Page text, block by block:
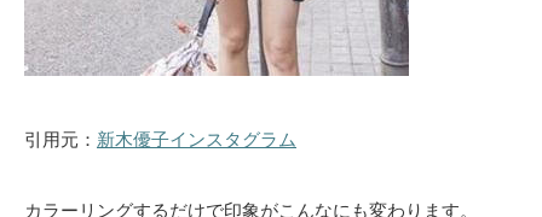
引用元： 新木優子インスタグラム
カラーリングするだけで印象がこんなにも変わります。